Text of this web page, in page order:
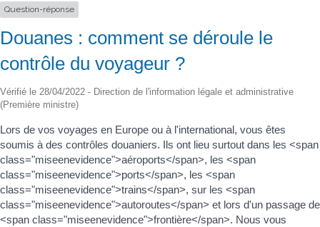
Question-réponse
Douanes : comment se déroule le
contrôle du voyageur ?
Vérifié le 28/04/2022 - Direction de l'information légale et administrative
(Première ministre)
Lors de vos voyages en Europe ou à l'international, vous êtes
soumis à des contrôles douaniers. Ils ont lieu surtout dans les <span
class="miseenevidence">aéroports</span>, les <span
class="miseenevidence">ports</span>, les <span
class="miseenevidence">trains</span>, sur les <span
class="miseenevidence">autoroutes</span> et lors d'un passage de
<span class="miseenevidence">frontière</span>. Nous vous